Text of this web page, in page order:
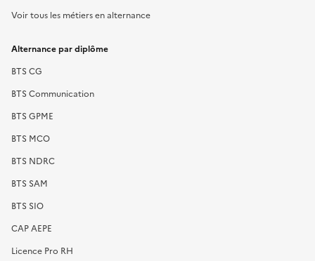
Voir tous les métiers en alternance
Alternance par diplôme
BTS CG
BTS Communication
BTS GPME
BTS MCO
BTS NDRC
BTS SAM
BTS SIO
CAP AEPE
Licence Pro RH